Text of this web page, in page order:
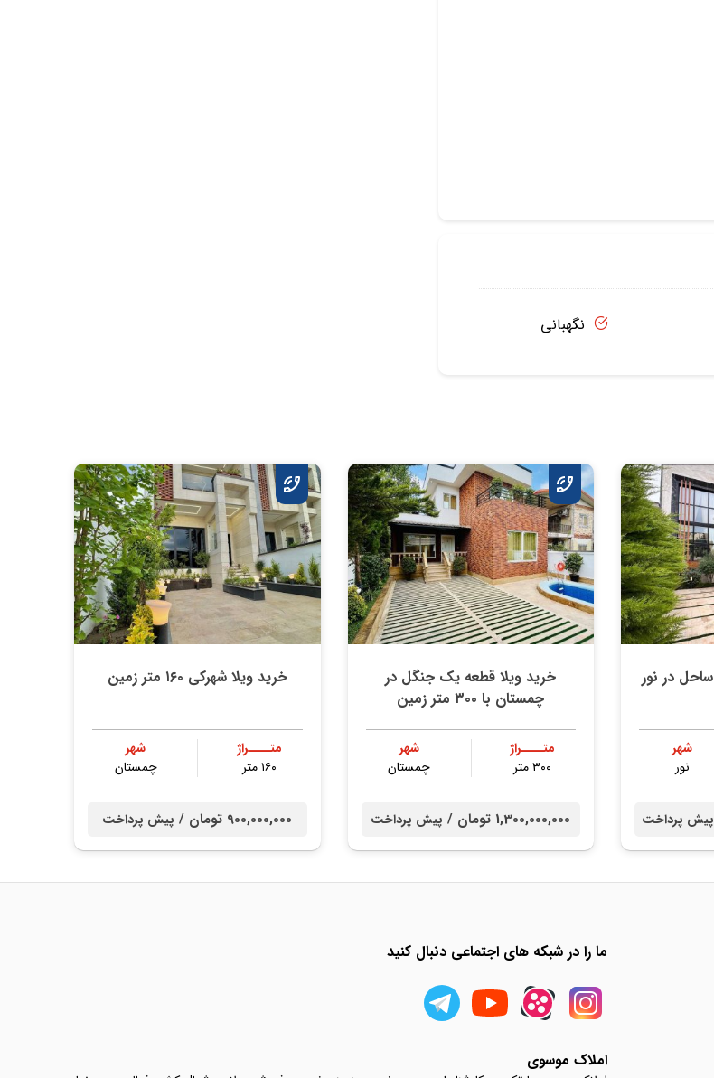
نگهبانی
شهر
نور
پیش پرداخت
خرید ویلا قطعه یک جنگل در
چمستان با ۳۰۰ متر زمین
متــــراژ
۳۰۰ متر
شهر
چمستان
1,300,000,000 تومان / پیش پرداخت
خرید ویلا شهرکی ۱۶۰ متر زمین
متــــراژ
۱۶۰ متر
شهر
چمستان
900,000,000 تومان / پیش پرداخت
ما را در شبکه های اجتماعی دنبال کنید
املاک موسوی